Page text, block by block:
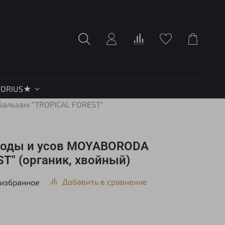
"TROPICAL FOREST"
и усов MOYABORODA
(органик, хвойный)
Добавить в сравнение